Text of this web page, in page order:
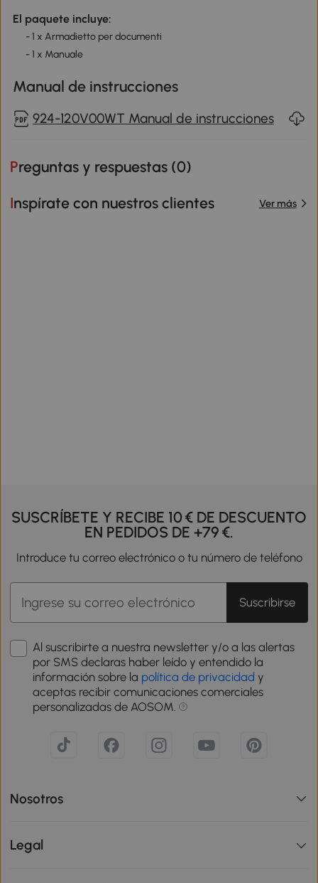
El paquete incluye:
- 1 x Armadietto per documenti
- 1 x Manuale
Manual de instrucciones
924-120V00WT Manual de instrucciones
Preguntas y respuestas (0)
Inspírate con nuestros clientes Ver más
SUSCRÍBETE Y RECIBE 10 € DE DESCUENTO
EN PEDIDOS DE +79 €.
Introduce tu correo electrónico o tu número de teléfono
Suscribirse
Al suscribirte a nuestra newsletter y/o a las alertas
por SMS declaras haber leído y entendido la
información sobre la política de privacidad y
aceptas recibir comunicaciones comerciales
personalizadas de AOSOM.
Nosotros
Legal